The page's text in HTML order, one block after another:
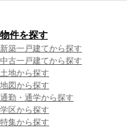
物件を探す
新築一戸建てから探す
中古一戸建てから探す
土地から探す
地図から探す
通勤・通学から探す
学区から探す
特集から探す